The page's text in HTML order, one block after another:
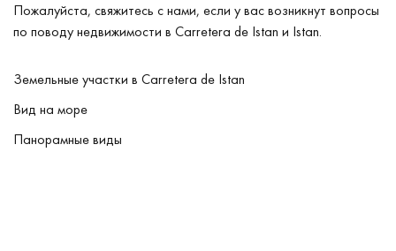
Пожалуйста, свяжитесь с нами, если у вас возникнут вопросы
по поводу недвижимости в Carretera de Istan и Istan.
Земельные участки в Carretera de Istan
Вид на море
Панорамные виды